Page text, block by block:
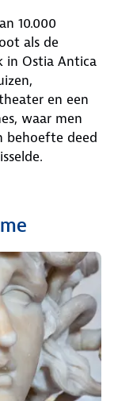
10.000
als de
in Ostia Antica
en een
waar men
behoefte deed